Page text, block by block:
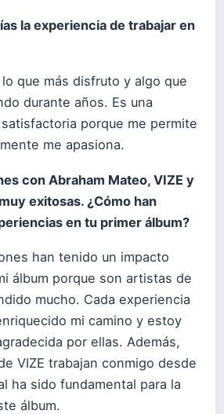
ías la experiencia de trabajar en
que más disfruto y algo que
durante años. Es una
porque me permite
me apasiona.
con Abraham Mateo, VIZE y
exitosas. ¿Cómo han
en tu primer álbum?
han tenido un impacto
álbum porque son artistas de
mucho. Cada experiencia
mi camino y estoy
por ellas. Además,
VIZE trabajan conmigo desde
ha sido fundamental para la
álbum.